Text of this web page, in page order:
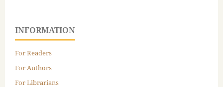
INFORMATION
For Readers
For Authors
For Librarians